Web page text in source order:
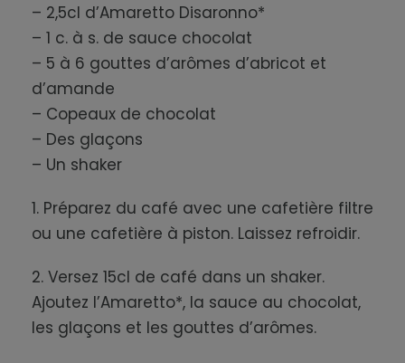
– 2,5cl d’Amaretto Disaronno*
– 1 c. à s. de sauce chocolat
– 5 à 6 gouttes d’arômes d’abricot et
d’amande
– Copeaux de chocolat
– Des glaçons
– Un shaker
1. Préparez du café avec une cafetière filtre
ou une cafetière à piston. Laissez refroidir.
2. Versez 15cl de café dans un shaker.
Ajoutez l’Amaretto*, la sauce au chocolat,
les glaçons et les gouttes d’arômes.